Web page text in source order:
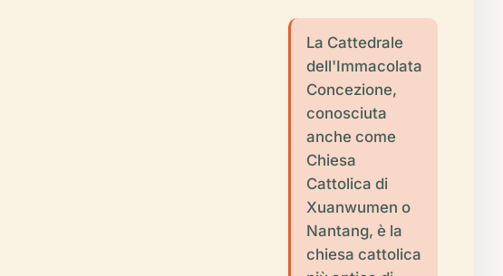
La Cattedrale
dell'Immacolata
Concezione,
conosciuta
anche come
Chiesa
Cattolica di
Xuanwumen o
Nantang, è la
chiesa cattolica